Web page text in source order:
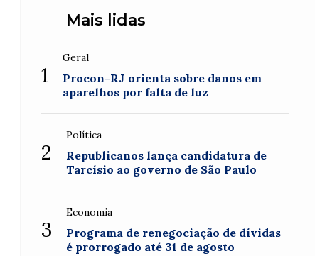
Mais lidas
1
Geral
Procon-RJ orienta sobre danos em
aparelhos por falta de luz
2
Política
Republicanos lança candidatura de
Tarcísio ao governo de São Paulo
3
Economia
Programa de renegociação de dívidas
é prorrogado até 31 de agosto